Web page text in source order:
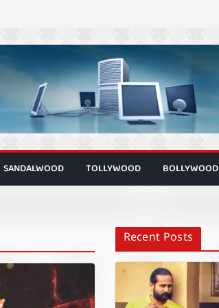
SANDALWOOD TOLLYWOOD BOLLYWOOD
Recent Posts